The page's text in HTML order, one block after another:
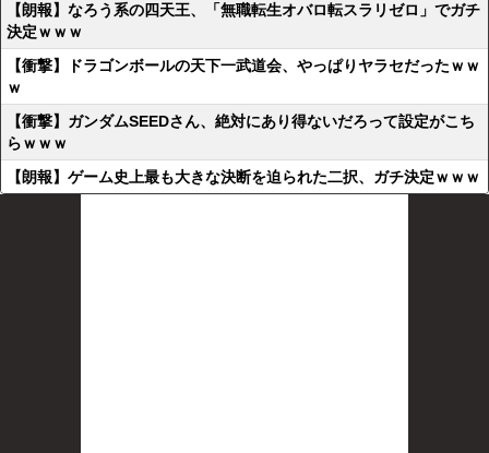
【朗報】なろう系の四天王、「無職転生オバロ転スラリゼロ」でガチ
決定ｗｗｗ
【衝撃】ドラゴンボールの天下一武道会、やっぱりヤラセだったｗｗ
ｗ
【衝撃】ガンダムSEEDさん、絶対にあり得ないだろって設定がこち
らｗｗｗ
【朗報】ゲーム史上最も大きな決断を迫られた二択、ガチ決定ｗｗｗ